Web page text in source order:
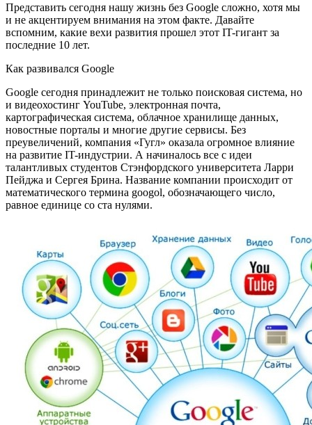
Представить сегодня нашу жизнь без Google сложно, хотя мы
и не акцентируем внимания на этом факте. Давайте
вспомним, какие вехи развития прошел этот IT-гигант за
последние 10 лет.
Как развивался Google
Google сегодня принадлежит не только поисковая система, но
и видеохостинг YouTube, электронная почта,
картографическая система, облачное хранилище данных,
новостные порталы и многие другие сервисы. Без
преувеличений, компания «Гугл» оказала огромное влияние
на развитие IT-индустрии. А начиналось все с идеи
талантливых студентов Стэнфордского университета Ларри
Пейджа и Сергея Брина. Название компании происходит от
математического термина googol, обозначающего число,
равное единице со ста нулями.